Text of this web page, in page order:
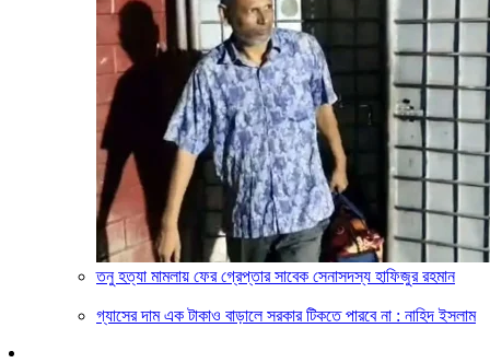
তনু হত্যা মামলায় ফের গ্রেপ্তার সাবেক সেনাসদস্য হাফিজুর রহমান
গ্যাসের দাম এক টাকাও বাড়ালে সরকার টিকতে পারবে না : নাহিদ ইসলাম